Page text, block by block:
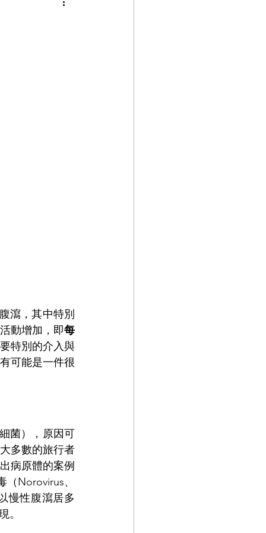
瀉，其中特別
動增加，即每
特別的介入與
可能是一件很
菌），原因可
多數的旅行者
病原體的案例
Norovirus、
慢性腹瀉居多
。